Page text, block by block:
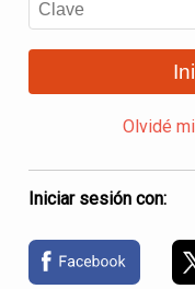
Olvidé
Iniciar sesión con: